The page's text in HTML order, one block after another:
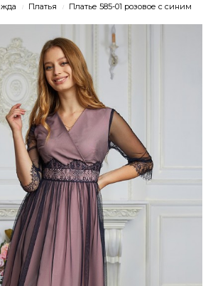
Платья Платье 585-01 розовое с синим